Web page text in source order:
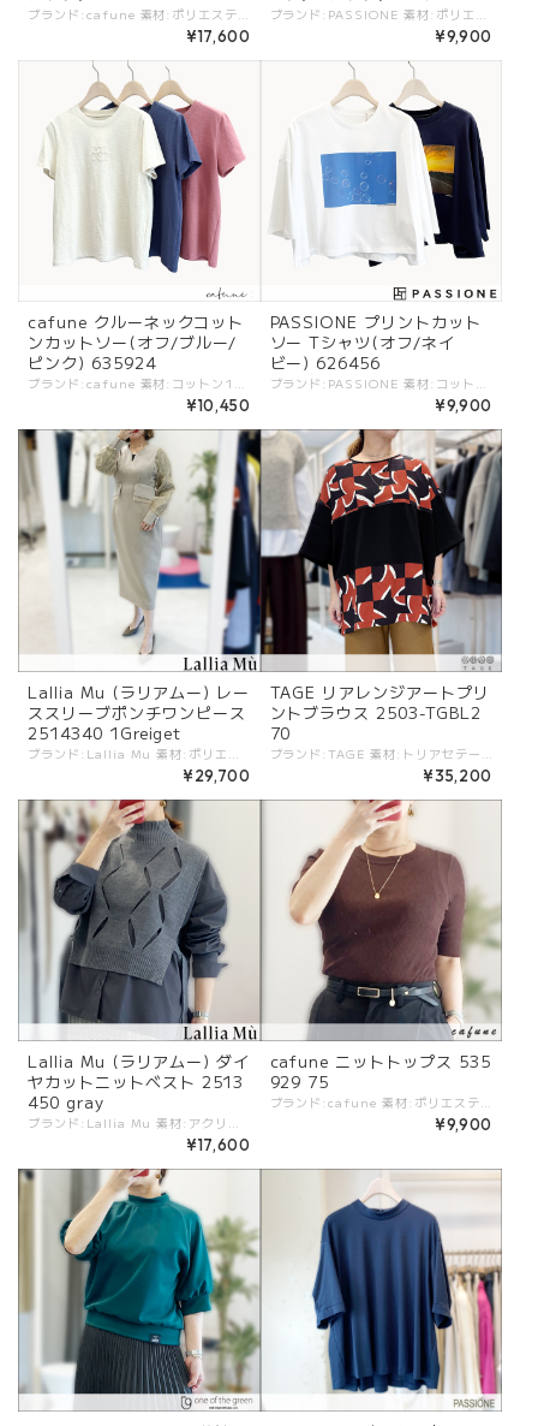
¥17,600 ¥9,900
cafune クルーネックコット
ンカットソー(オフ/ブルー/
ピンク) 635924
ブランド:cafune 素材:コットン100%. カラー:・オフ ・ブルー ・ピンク サイズ:[38]. 肩幅:37.6cm/バスト:96cm/着丈:55cm/袖丈:17.5cm/ - シンプルシルエットが嬉しい丸首半袖Tシャツ。 しっかりとしたコットン素材で夏から秋冬のインナーとしてもオススメ！ 胸元の同系色の生地ロゴがポイント。 #cafune #カフネ #ROBE #ローブ -cafune- トレンド感を軸にアクセントの効いたデザインと、ベーシックなバランスがポイントのブランド ※商品カラーは撮影時の光や閲覧環境によって、実際の商品と若干異なる場合がございます。 ※平置き採寸となりますので、多少の誤差が生じる場合がございます。 ※タグ記載の注意事項、洗濯表示を必ずお読みください。 ☆その他気になる点はお気軽にご連絡ください☆ cafune-535924
¥10,450
PASSIONE プリントカット
ソー Tシャツ(オフ/ネイ
ビー) 626456
ブランド:PASSIONE 素材:コットン100%. カラー:・オフ ・ネイビー サイズ:[38].肩幅:65cm/バスト:66.5cm/着丈:50cm/袖丈:23.5cm/ - ゆったりとしたシルエットにすっきりとした着丈のシルエット。 スタイルアップして見えるスタイリングに！ オフにはシャボン玉、ネイビーには夕焼けのフォトプリント。 #PASSIONE #パシオーネ #ROBE #ローブ -PASSIONE- トレンド感を軸にアクセントの効いたデザインと、ベーシックなバランスがポイントのブランド ※商品カラーは撮影時の光や閲覧環境によって、実際の商品と若干異なる場合がございます。 ※平置き採寸となりますので、多少の誤差が生じる場合がございます。 ※タグ記載の注意事項、洗濯表示を必ずお読みください。 ☆その他気になる点はお気軽にご連絡ください☆ passione-626991
¥9,900
Lallia Mu (ラリアムー) レー
ススリーブポンチワンピース
2514340 1Greiget
¥29,700
TAGE リアレンジアートプリ
ントブラウス 2503-TGBL2
70
¥35,200
Lallia Mu (ラリアムー) ダイ
ヤカットニットベスト 2513
450 gray
ブランド:Lallia Mu 素材:アクリル70%,ウール20%,アルパカ5%,ポリエステル5%. カラー:Gray サイズ:[38 (FREE)].肩幅:41cm/総丈:48-58cm/身幅:31cm/ - 大人の遊び心をのぞかせる洗練のニットベスト。 シンプルながらも個性を放つニットベストはスタイルのアクセントになり、カジュアルながらも上品な印象を与える様々なシーンで映えるアイテムです。 ネックラインを美しく見せるハイネックデザインは女性らしさを引き立て、どんなインナー丈とも相性がいいショート丈で、シャツやカットソー、ニットやワンピースまでインナーを選ばず着回せます。 普段のコーディネートにアクセントを加える一枚です。 〜DETAIL〜 ◎肌あたり良 ▲引っ掛かり/ピリング注意 ＊＊＊＊＊＊＊＊＊＊＊＊＊＊＊＊＊＊＊ 生地の厚さ：普通 透け感：なし 伸縮性：あり 裏地：無し ポケット：無し ケア方法：ドライクリーニング ＊＊＊＊＊＊＊＊＊＊＊＊＊＊＊＊＊＊＊ #lalliamu #ラリアムー -Lallia Mu- "あなたと一緒に生きる服"をコンセプト しなやかで芯のある柔らかな女性をテーマにエイジレスな全ての女性を応援するブランド ライフスタイルが多様化し、さまざまなタスクを抱える女性が増えている時代。 ラリア・ムーはオートクチュールのような立体裁断という手法を用いて、いまの女性たちが心地よく着られる服を作ります。 -------------- ※商品カラーは撮影時の光や閲覧環境によって、実際の商品と若干異なる場合がございます。 ※平置き採寸となりますので、多少の誤差が生じる場合がございます。(ニットなど製品上、伸縮性があるものも伸ばさずに計測) ※タグ記載の注意事項、洗濯表示を必ずお読みください。 ☆その他気になる点はお気軽にご連絡ください☆
¥17,600
cafune ニットトップス 535
929 75
ブランド:cafune 素材:ポリエステル100%. カラー:ブラウン サイズ:[38].裄丈:45cm/着丈:59cm/身幅:33-40cm/ ※伸縮性あり - 伸縮性に優れたニットプルーバー。 早く季節から使いやすい五分袖丈のデザイン。 一枚になってもラインを拾いすぎない程よいフィット感、インナーとしても心地良いシルエット。 オンオフともに使うシーンを選ばない一枚。 #cafune #カフネ #ROBE #ローブ -cafune- トレンド感を軸にアクセントの効いたデザインと、ベーシックなバランスがポイントのブランド ※商品カラーは撮影時の光や閲覧環境によって、実際の商品と若干異なる場合がございます。 ※平置き採寸となりますので、多少の誤差が生じる場合がございます。 ※タグ記載の注意事項、洗濯表示を必ずお読みください。 ☆その他気になる点はお気軽にご連絡ください☆ cafune-535929-75
¥9,900